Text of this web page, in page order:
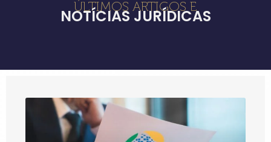
ÚLTIMOS ARTIGOS E
NOTÍCIAS JURÍDICAS